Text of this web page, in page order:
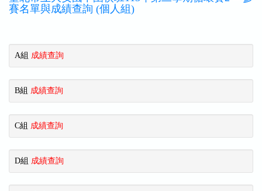
賽名單與成績查詢 (個人組)
A組 成績查詢
B組 成績查詢
C組 成績查詢
D組 成績查詢